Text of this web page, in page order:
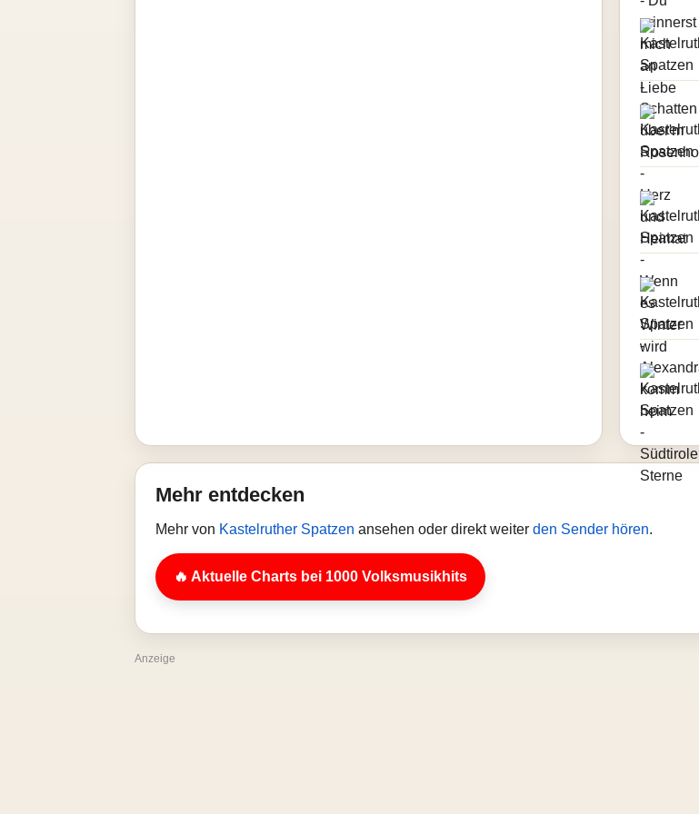
Mehr entdecken
Mehr von Kastelruther Spatzen ansehen oder direkt weiter den Sender hören.
🔥 Aktuelle Charts bei 1000 Volksmusikhits
Anzeige